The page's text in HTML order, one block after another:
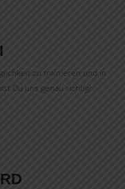
zu trainieren und in
Du uns genau richtig!